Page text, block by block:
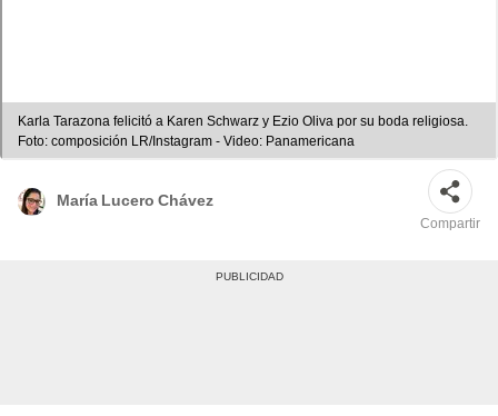
Karla Tarazona felicitó a Karen Schwarz y Ezio Oliva por su boda religiosa.
Foto: composición LR/Instagram - Video: Panamericana
María Lucero Chávez
Compartir